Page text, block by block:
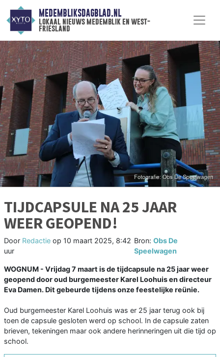
MEDEMBLIKSDAGBLAD.NL
lokaal nieuws medemblik en west-
friesland
TIJDCAPSULE NA 25 JAAR
WEER GEOPEND!
Door Redactie op 10 maart 2025, 8:42
uur
Bron: Obs De
Speelwagen
WOGNUM - Vrijdag 7 maart is de tijdcapsule na 25 jaar weer
geopend door oud burgemeester Karel Loohuis en directeur
Eva Damen. Dit gebeurde tijdens onze feestelijke reünie.
Oud burgemeester Karel Loohuis was er 25 jaar terug ook bij
toen de capsule gesloten werd op school. In de capsule zaten
brieven, tekeningen maar ook andere herinneringen uit die tijd op
school.